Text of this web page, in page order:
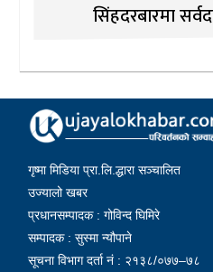
सिंहदरबारमा
गृष्मा मिडिया प्रा.लि.द्धारा सञ्चालित
उज्यालो खबर
प्रधानसम्पादक : गोविन्द घिमिरे
सम्पादक : सुस्मा न्यौपाने
सूचना विभाग दर्ता नं : २१३८/०७७–७८